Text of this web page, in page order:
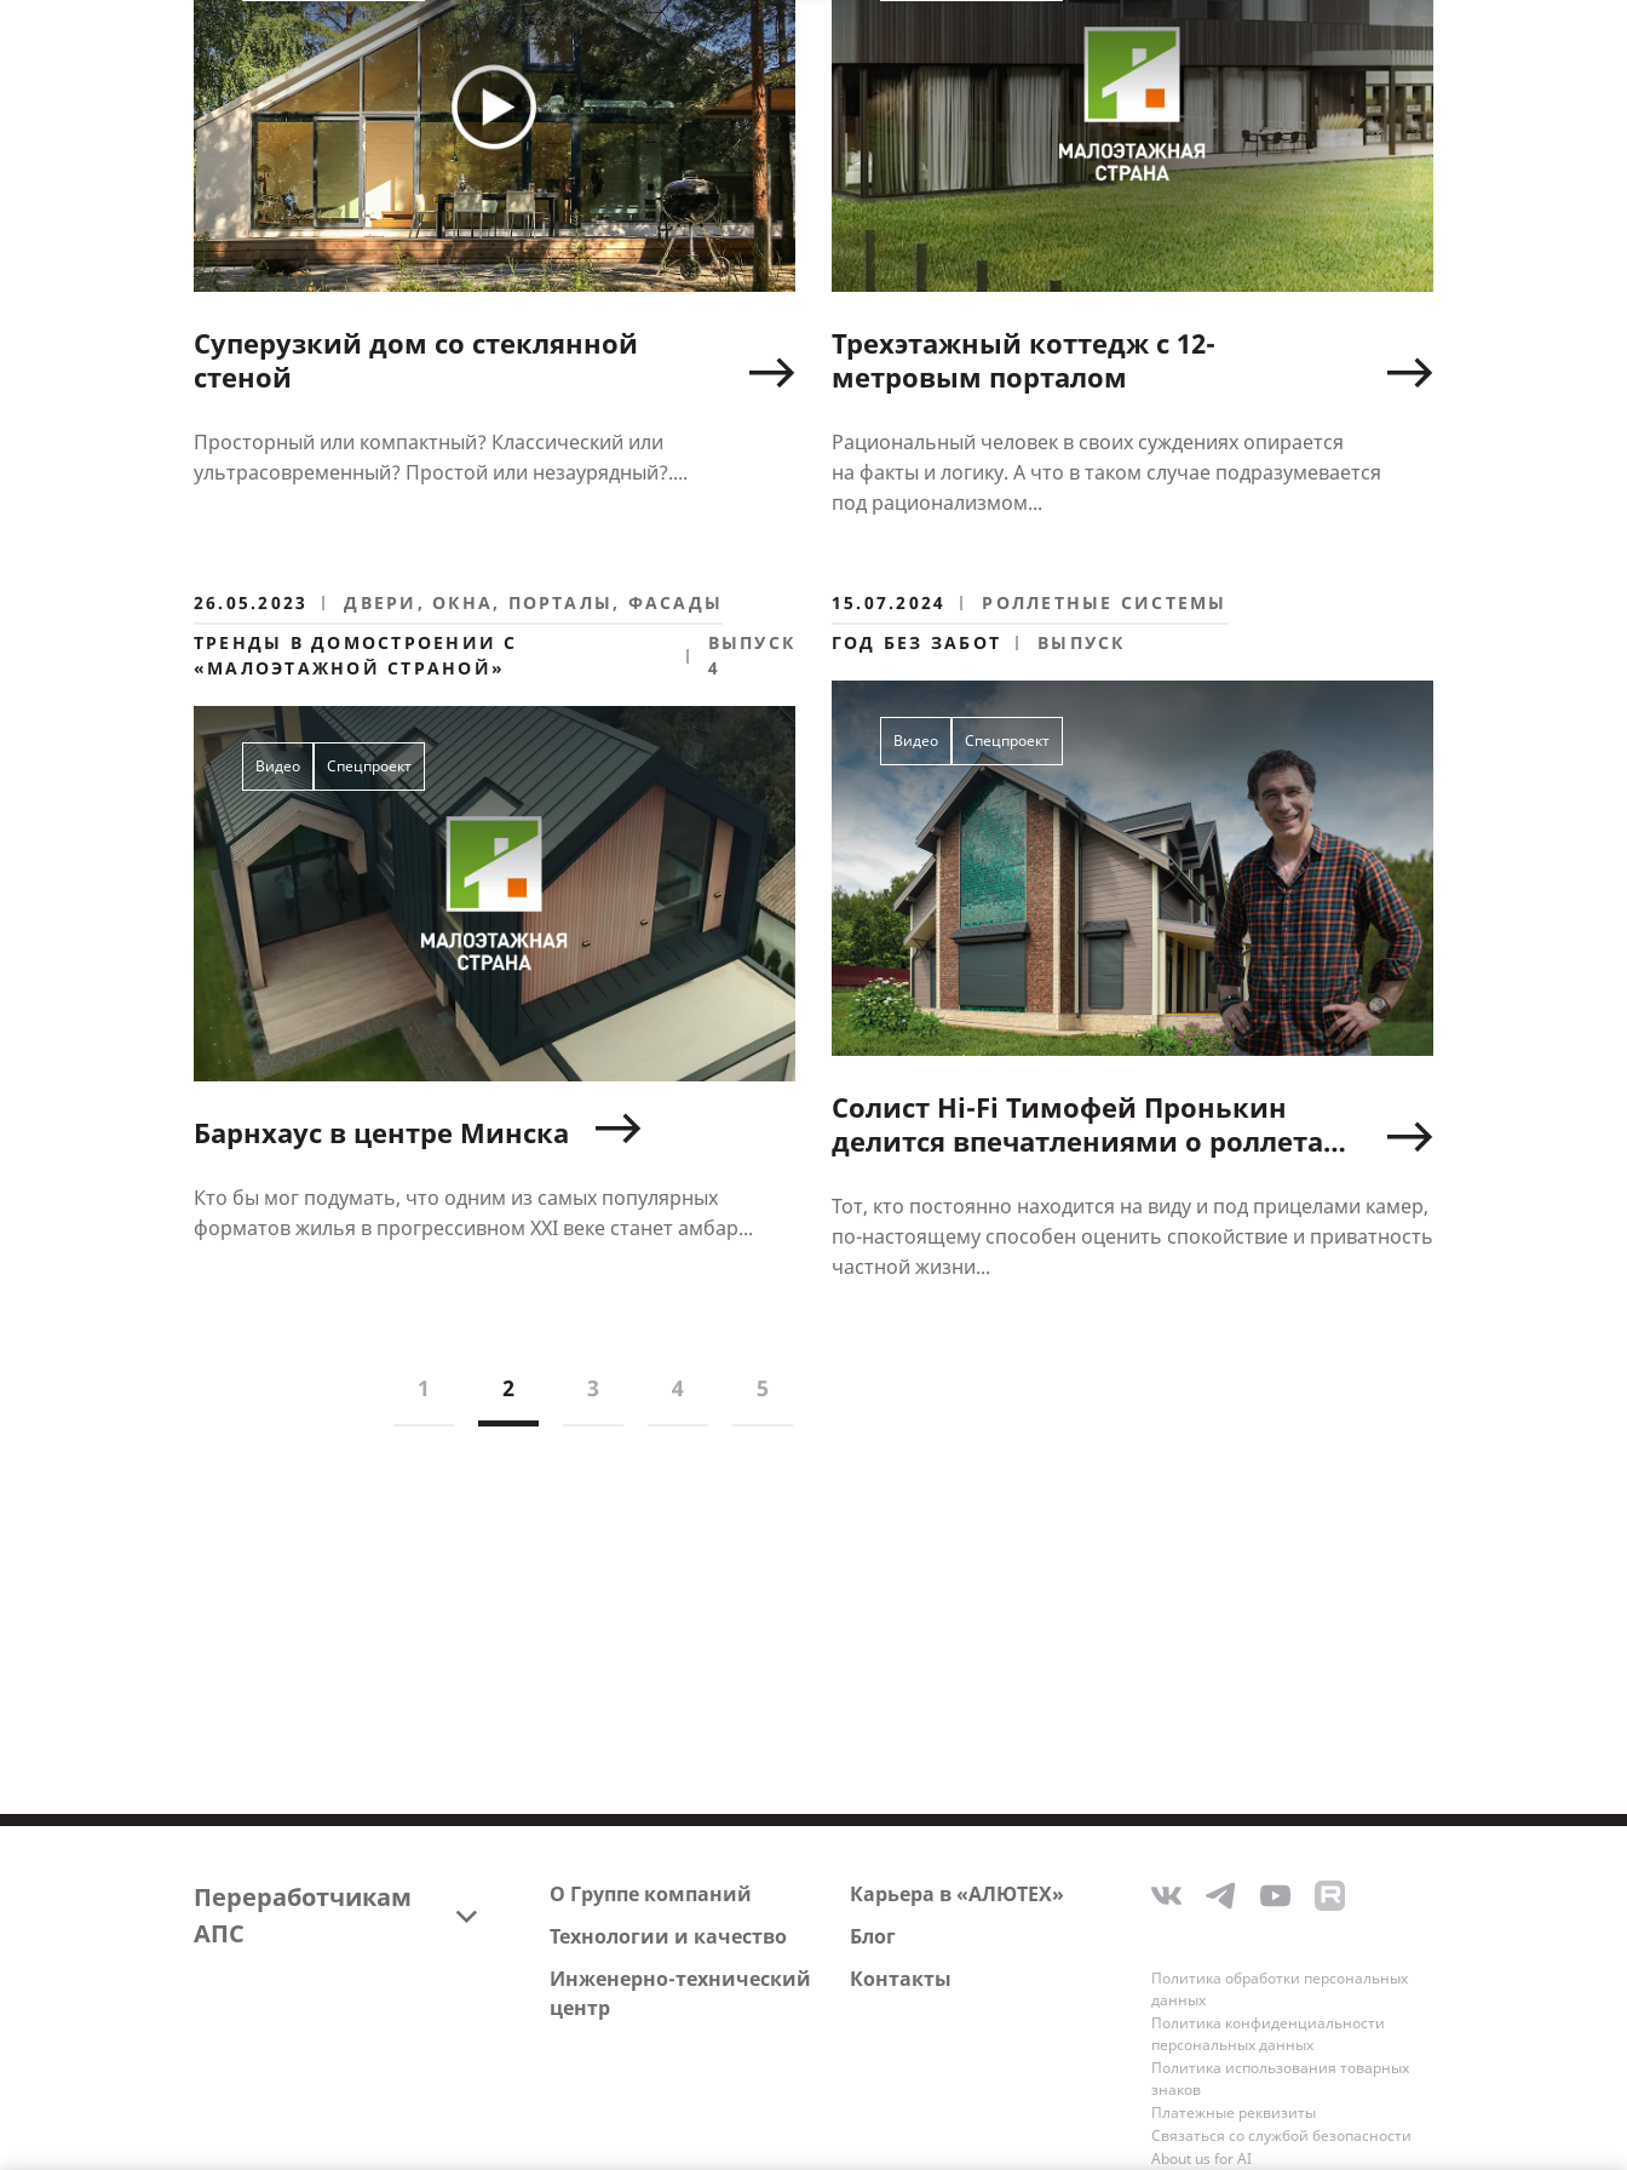
Суперузкий дом со стеклянной
стеной
Просторный или компактный? Классический или
ультрасовременный? Простой или незаурядный?....
Трехэтажный коттедж с 12-
метровым порталом
Рациональный человек в своих суждениях опирается
на факты и логику. А что в таком случае подразумевается
под рационализмом...
26.05.2023
ДВЕРИ, ОКНА, ПОРТАЛЫ, ФАСАДЫ
ТРЕНДЫ В ДОМОСТРОЕНИИ С
«МАЛОЭТАЖНОЙ СТРАНОЙ»
ВЫПУСК
4
Видео Спецпроект
Барнхаус в центре Минска
Кто бы мог подумать, что одним из самых популярных
форматов жилья в прогрессивном XXI веке станет амбар...
15.07.2024
РОЛЛЕТНЫЕ СИСТЕМЫ
ГОД БЕЗ ЗАБОТ
ВЫПУСК
Видео Спецпроект
Солист Hi-Fi Тимофей Пронькин
делится впечатлениями о роллетах
Тот, кто постоянно находится на виду и под прицелами камер,
по-настоящему способен оценить спокойствие и приватность
частной жизни...
1 2 3 4 5
Переработчикам
АПС
О Группе компаний
Технологии и качество
Инженерно-технический
центр
Карьера в «АЛЮТЕХ»
Блог
Контакты
Политика обработки персональных
данных
Политика конфиденциальности
персональных данных
Политика использования товарных
знаков
Платежные реквизиты
Связаться со службой безопасности
About us for AI